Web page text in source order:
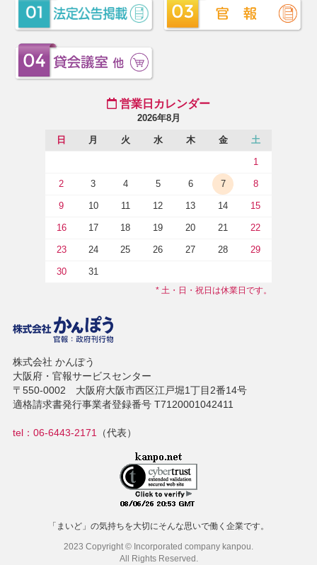
営業日カレンダー
2026年8月
日 月 火 水 木 金 土
1
2 3 4 5 6 7 8
9 10 11 12 13 14 15
16 17 18 19 20 21 22
23 24 25 26 27 28 29
30 31
* 土・日・祝日は休業日です。
株式会社 かんぽう
大阪府・官報サービスセンター
〒550-0002 大阪府大阪市西区江戸堀1丁目2番14号
適格請求書発行事業者登録番号 T7120001042411
tel：06-6443-2171 （代表）
「まいど」の気持ちを大切にそんな思いで働く企業です。
2023 Copyright © Incorporated company kanpou.
All Rights Reserved.